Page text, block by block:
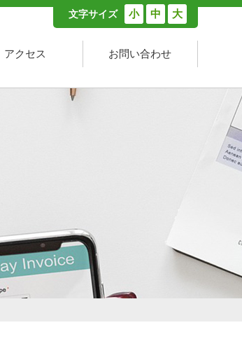
文字サイズ 小 中 大
アクセス お問い合わせ